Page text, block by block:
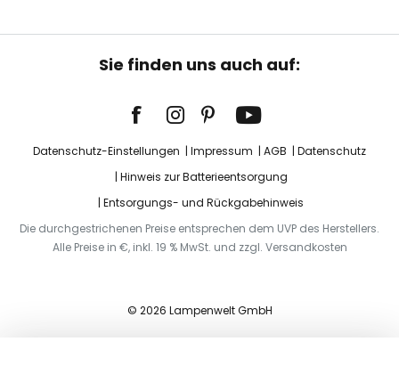
Sie finden uns auch auf:
Datenschutz-Einstellungen Impressum AGB
Datenschutz
Hinweis zur Batterieentsorgung
Entsorgungs- und Rückgabehinweis
Die durchgestrichenen Preise entsprechen dem UVP des Herstellers.
Alle Preise in €, inkl. 19 % MwSt. und zzgl. Versandkosten
© 2026 Lampenwelt GmbH